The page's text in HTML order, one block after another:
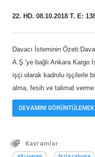
22. HD. 08.10.2018 T. E:
Davacı İsteminin
A.Ş.'ye bağlı Ankara Kargo
işçi olarak kadrolu işçilerle
alma, fesih ve talimat
DEVAMINI
Kavramlar